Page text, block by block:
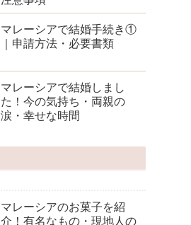
マレーシアで結婚手続き①
｜申請方法・必要書類
マレーシアで結婚しまし
た！今の気持ち・両親の
涙・幸せな時間
マレーシアのお菓子を紹
介！有名なもの・現地人の